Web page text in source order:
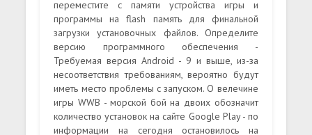
переместите с памяти устройства игры и
программы на flash память для финальной
загрузки установочных файлов. Определите
версию программного обеспечения -
Требуемая версия Android - 9 и выше, из-за
несоответствия требованиям, вероятно будут
иметь место проблемы с запуском. О велечине
игры WWB - морской бой на двоих обозначит
количество установок на сайте Google Play - по
информации на сегодня остановилось на